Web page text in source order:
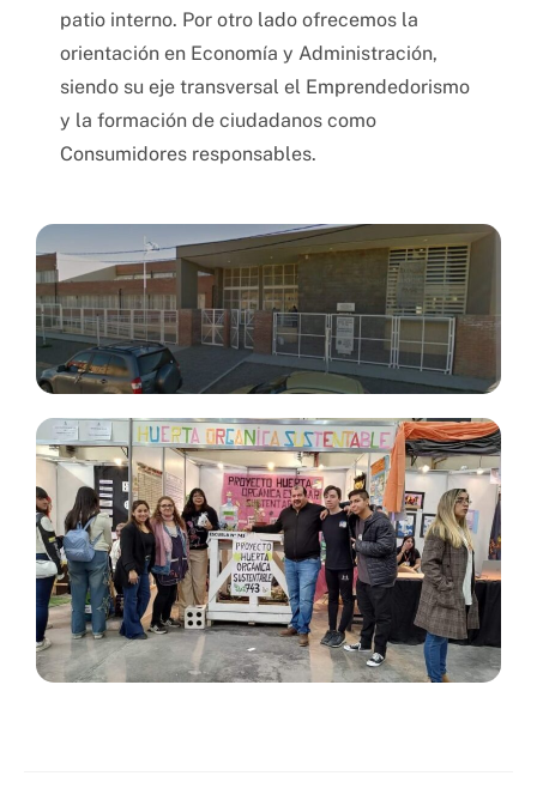
patio interno. Por otro lado ofrecemos la
orientación en Economía y Administración,
siendo su eje transversal el Emprendedorismo
y la formación de ciudadanos como
Consumidores responsables.